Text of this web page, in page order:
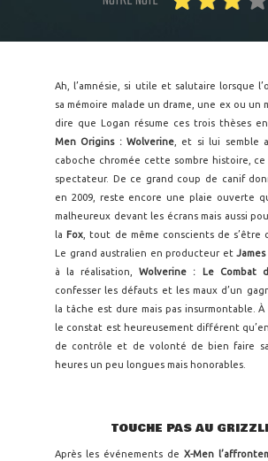
Ah, l’amnésie, si utile et salutaire lorsque
sa mémoire malade un drame, une ex ou un
dire que Logan résume ces trois thèses
Men Origins : Wolverine , et si lui semble
caboche chromée cette sombre histoire, ce
spectateur. De ce grand coup de canif
en 2009, reste encore une plaie ouverte
malheureux devant les écrans mais aussi
la Fox , tout de même conscients de s’être
Le grand australien en producteur et James
à la réalisation,Wolverine : Le Combat
confesser les défauts et les maux d’un
la tâche est dure mais pas insurmontable.
le constat est heureusement différent
de contrôle et de volonté de bien faire
heures un peu longues mais honorables.
TOUCHE PAS AU
Après les événements de X-Men